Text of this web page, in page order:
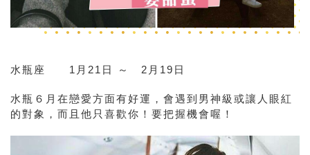
水瓶座 1月21日 ～ 2月19日
水瓶６月在戀愛方面有好運，會遇到男神級或讓人眼紅
的對象，而且他只喜歡你！要把握機會喔！